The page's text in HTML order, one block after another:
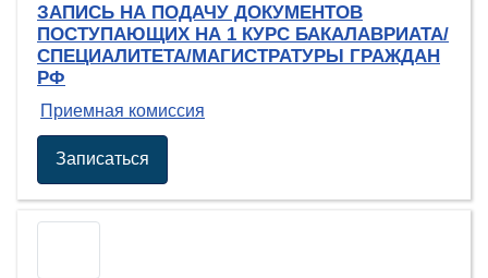
ЗАПИСЬ НА ПОДАЧУ ДОКУМЕНТОВ
ПОСТУПАЮЩИХ НА 1 КУРС БАКАЛАВРИАТА/
СПЕЦИАЛИТЕТА/МАГИСТРАТУРЫ ГРАЖДАН
РФ
Приемная комиссия
Записаться